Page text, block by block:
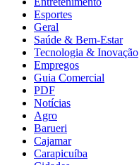
Esportes
Geral
Saúde & Bem-Estar
Tecnologia & Inovação
Empregos
Guia Comercial
PDF
Notícias
Agro
Barueri
Cajamar
Carapicuíba